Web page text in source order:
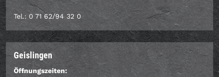
Tel.: 0 71 62/94 32 0
Geislingen
Öffnungszeiten: